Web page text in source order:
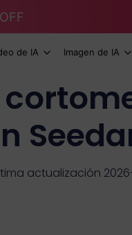
de IA Imagen de IA
actualización